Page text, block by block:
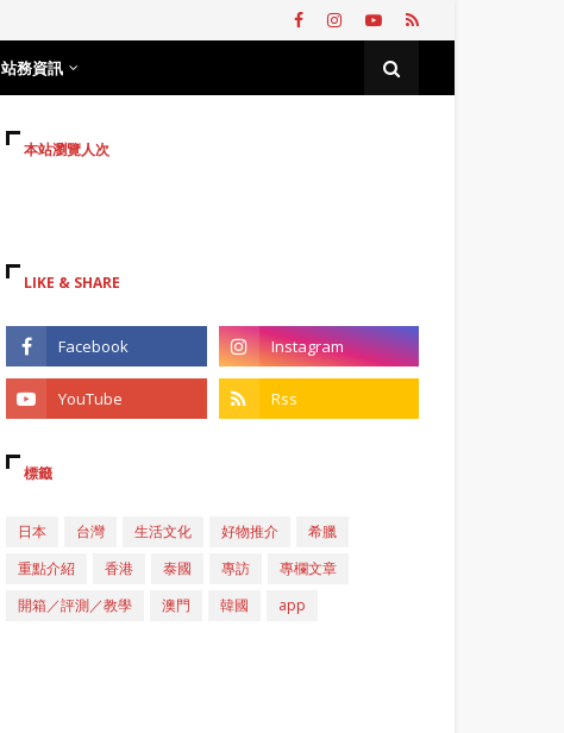
站務資訊
本站瀏覽人次
LIKE & SHARE
標籤
日本 台灣 生活文化 好物推介
希臘
重點介紹
香港 泰國 專訪
專欄文章
開箱／評測／教學
澳門 韓國 app